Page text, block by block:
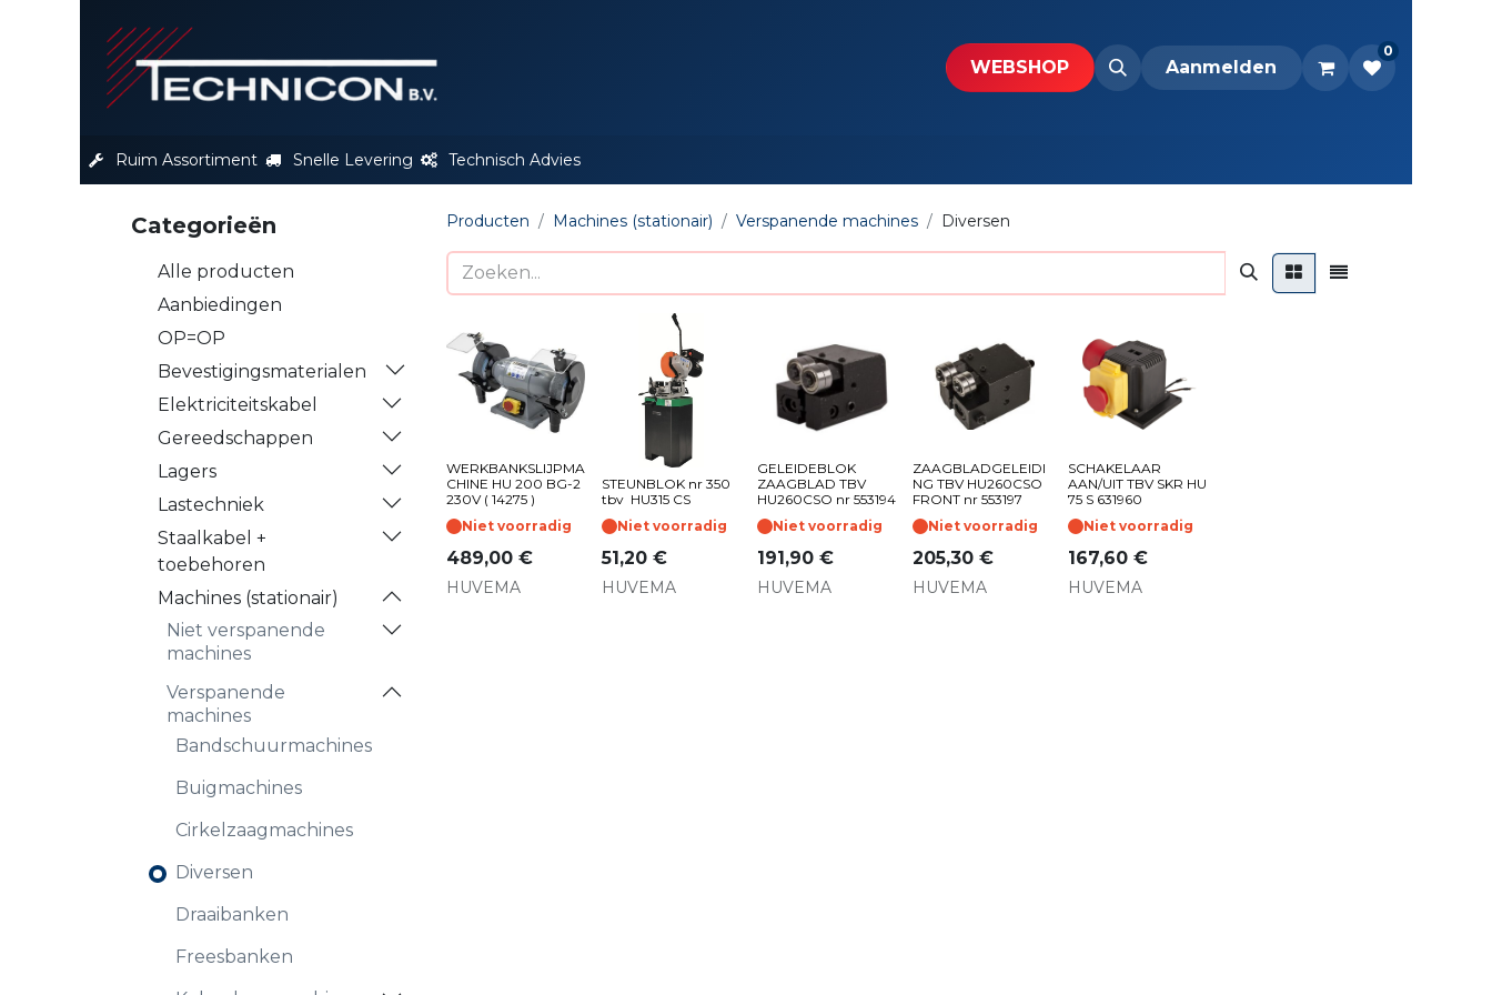
Contact Downloads
WEBS​H​​OP​​ Aanmelden
0
Ruim Assortiment Snelle Levering Technisch Advies
Categorieën
Alle producten
Aanbiedingen
OP=OP
Bevestigingsmaterialen
Elektriciteitskabel
Gereedschappen
Lagers
Lastechniek
Staalkabel +
toebehoren
Machines (stationair)
Niet verspanende
machines
Verspanende
machines
Bandschuurmachines
Buigmachines
Cirkelzaagmachines
Diversen
Draaibanken
Freesbanken
Producten Machines (stationair) Verspanende machines Diversen
WERKBANKSLIJPMA
CHINE HU 200 BG-2
230V ( 14275 )
Niet voorradig
489,00 €
HUVEMA
STEUNBLOK nr 350
tbv HU315 CS
Niet voorradig
51,20 €
HUVEMA
GELEIDEBLOK
ZAAGBLAD TBV
HU260CSO nr 553194
Niet voorradig
191,90 €
HUVEMA
ZAAGBLADGELEIDI
NG TBV HU260CSO
FRONT nr 553197
Niet voorradig
205,30 €
HUVEMA
SCHAKELAAR
AAN/UIT TBV SKR HU
75 S 631960
Niet voorradig
167,60 €
HUVEMA